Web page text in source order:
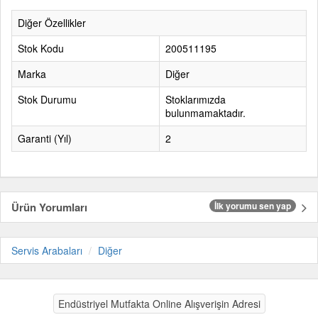
Diğer Özellikler
Stok Kodu
200511195
Marka
Diğer
Stok Durumu
Stoklarımızda
bulunmamaktadır.
Garanti (Yıl)
2
Ürün Yorumları İlk yorumu sen yap
Servis Arabaları Diğer
Endüstriyel Mutfakta Online Alışverişin Adresi